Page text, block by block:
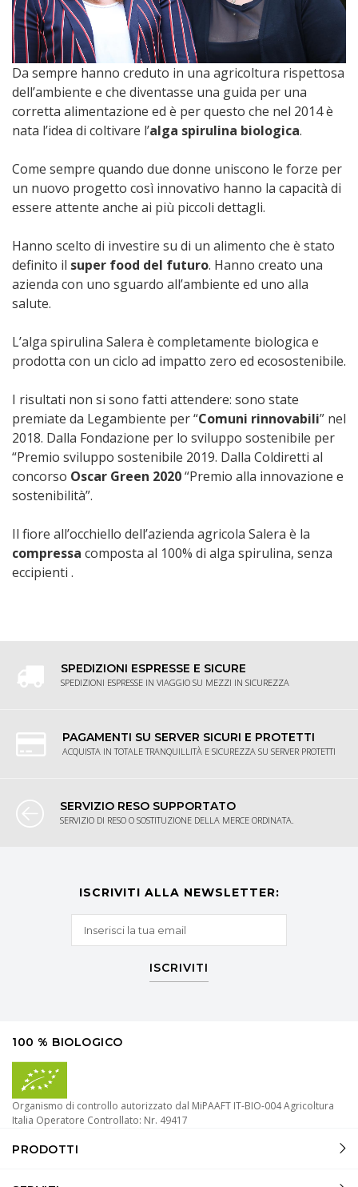
Da sempre hanno creduto in una agricoltura rispettosa
dell’ambiente e che diventasse una guida per una
corretta alimentazione ed è per questo che nel 2014 è
nata l’idea di coltivare l’alga spirulina biologica.
Come sempre quando due donne uniscono le forze per
un nuovo progetto così innovativo hanno la capacità di
essere attente anche ai più piccoli dettagli.
Hanno scelto di investire su di un alimento che è stato
definito il super food del futuro. Hanno creato una
azienda con uno sguardo all’ambiente ed uno alla
salute.
L’alga spirulina Salera è completamente biologica e
prodotta con un ciclo ad impatto zero ed ecosostenibile.
I risultati non si sono fatti attendere: sono state
premiate da Legambiente per “Comuni rinnovabili” nel
2018. Dalla Fondazione per lo sviluppo sostenibile per
“Premio sviluppo sostenibile 2019. Dalla Coldiretti al
concorso Oscar Green 2020“Premio alla innovazione e
sostenibilità”.
Il fiore all’occhiello dell’azienda agricola Salera è la
compressa composta al 100% di alga spirulina, senza
eccipienti .
SPEDIZIONI ESPRESSE E SICURE
SPEDIZIONI ESPRESSE IN VIAGGIO SU MEZZI IN SICUREZZA
PAGAMENTI SU SERVER SICURI E PROTETTI
ACQUISTA IN TOTALE TRANQUILLITÀ E SICUREZZA SU SERVER PROTETTI
SERVIZIO RESO SUPPORTATO
SERVIZIO DI RESO O SOSTITUZIONE DELLA MERCE ORDINATA.
ISCRIVITI ALLA NEWSLETTER:
ISCRIVITI
100 % BIOLOGICO
Organismo di controllo autorizzato dal MiPAAFT IT-BIO-004 Agricoltura
Italia Operatore Controllato: Nr. 49417
PRODOTTI